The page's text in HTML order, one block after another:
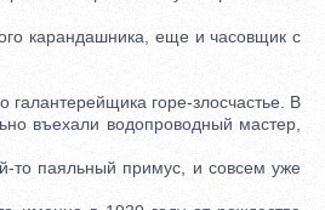
карандашника, еще и часовщик с
горе-злосчастье. В
въехали водопроводный мастер,
то паяльный примус, и совсем уже